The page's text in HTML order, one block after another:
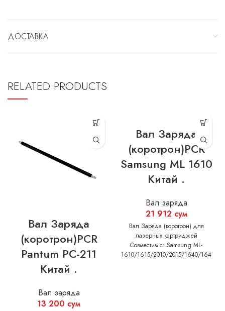
ДОСТАВКА
RELATED PRODUCTS
Вал Заряда
(коротрон)PCR
Pantum PC-211
Китай .
Вал заряда
13 200 сум
Вал Заряда
(коротрон)PCR
Samsung ML 1610
Китай .
Вал заряда
21 912 сум
Вал Заряда (коротрон) для
лазерных картриджей
Совместим с: Samsung ML-
1610/1615/2010/2015/1640/1641/